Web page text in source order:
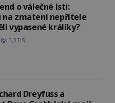
o válečné lsti:
na zmatení nepřítele
vypasené králíky?
3.3TIS
Dreyfuss a